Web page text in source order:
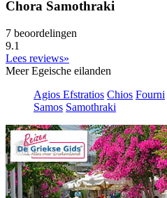
Chora Samothraki
7 beoordelingen
9.1
Lees reviews»
Meer Egeische eilanden
Agios Efstratios Chios Fourni
Samos Samothraki